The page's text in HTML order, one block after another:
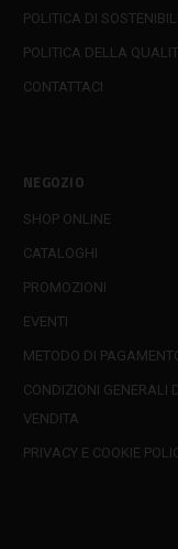
POLITICA DI
POLITICA DELLA
CONTATTACI
NEGOZIO
SHOP ONLINE
CATALOGHI
PROMOZIONI
EVENTI
METODO DI
CONDIZIONI GENERALI
VENDITA
PRIVACY E COOKIE